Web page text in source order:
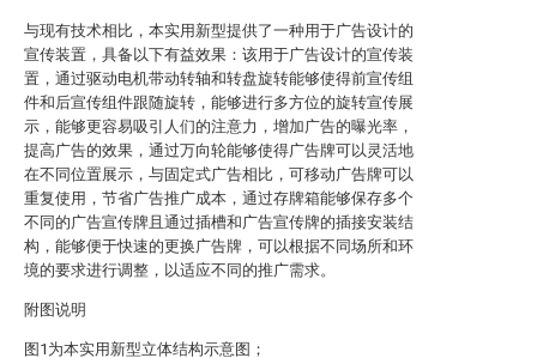
与现有技术相比，本实用新型提供了一种用于广告设计的
宣传装置，具备以下有益效果：该用于广告设计的宣传装
置，通过驱动电机带动转轴和转盘旋转能够使得前宣传组
件和后宣传组件跟随旋转，能够进行多方位的旋转宣传展
示，能够更容易吸引人们的注意力，增加广告的曝光率，
提高广告的效果，通过万向轮能够使得广告牌可以灵活地
在不同位置展示，与固定式广告相比，可移动广告牌可以
重复使用，节省广告推广成本，通过存牌箱能够保存多个
不同的广告宣传牌且通过插槽和广告宣传牌的插接安装结
构，能够便于快速的更换广告牌，可以根据不同场所和环
境的要求进行调整，以适应不同的推广需求。
附图说明
图1为本实用新型立体结构示意图；